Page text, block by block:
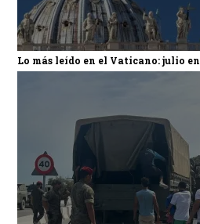
Lo más leído en el Vaticano: julio